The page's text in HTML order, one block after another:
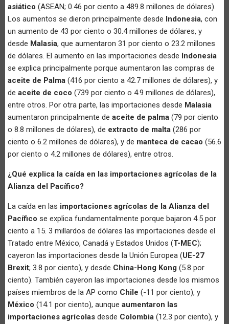
asiático (ASEAN; 0.46 por ciento a 489.8 millones de dólares).
Los aumentos se dieron principalmente desde Indonesia, con
un aumento de 43 por ciento o 30.4 millones de dólares, y
desde Malasia, que aumentaron 31 por ciento o 23.2 millones
de dólares. El aumento en las importaciones desde Indonesia
se explica principalmente porque aumentaron las compras de
aceite de Palma (416 por ciento a 42.7 millones de dólares), y
de aceite de coco (739 por ciento o 4.9 millones de dólares),
entre otros. Por otra parte, las importaciones desde Malasia
aumentaron principalmente de aceite de palma (79 por ciento
o 8.8 millones de dólares), de extracto de malta (286 por
ciento o 6.2 millones de dólares), y de manteca de cacao (56.6
por ciento o 4.2 millones de dólares), entre otros.
¿Qué explica la caída en las importaciones agrícolas de la
Alianza del Pacífico?
La caída en las importaciones agrícolas de la Alianza del
Pacífico se explica fundamentalmente porque bajaron 4.5 por
ciento a 15. 3 millardos de dólares las importaciones desde el
Tratado entre México, Canadá y Estados Unidos (T-MEC);
cayeron las importaciones desde la Unión Europea (UE-27
Brexit; 3.8 por ciento), y desde China-Hong Kong (5.8 por
ciento). También cayeron las importaciones desde los mismos
países miembros de la AP como Chile (-11 por ciento), y
México (14.1 por ciento), aunque aumentaron las
importaciones agrícolas desde Colombia (12.3 por ciento), y